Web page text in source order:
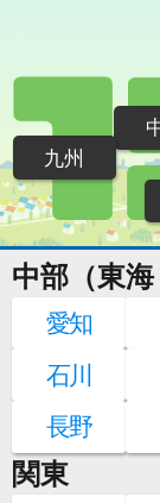
九州
中部（東海
愛知
石川
長野
関東